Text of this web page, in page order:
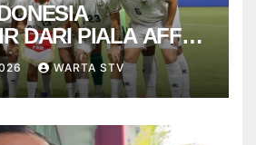
DARI PIALA AFF
WARTA STV